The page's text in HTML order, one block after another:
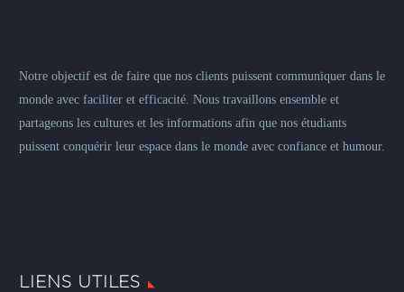
Notre objectif est de faire que nos clients puissent communiquer dans le
monde avec faciliter et efficacité. Nous travaillons ensemble et
partageons les cultures et les informations afin que nos étudiants
puissent conquérir leur espace dans le monde avec confiance et humour.
LIENS UTILES